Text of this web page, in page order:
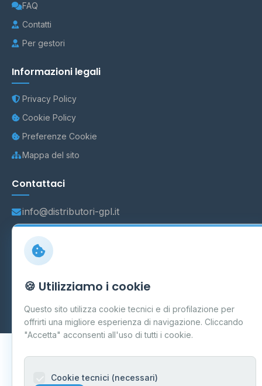
FAQ
Contatti
Per gestori
Informazioni legali
Privacy Policy
Cookie Policy
Preferenze Cookie
Mappa del sito
Contattaci
info@distributori-gpl.it
Carpi P.IVA 03859300364
Dati forniti da Ministero delle Imprese e del Made in Italy
Aggiornamento quotidiano
🍪 Utilizziamo i cookie
Questo sito utilizza cookie tecnici e di profilazione per
offrirti una migliore esperienza di navigazione. Cliccando
"Accetta" acconsenti all'uso di tutti i cookie.
Cookie tecnici (necessari)